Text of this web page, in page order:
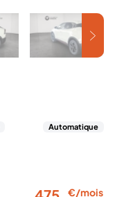
Automatique
€/mois